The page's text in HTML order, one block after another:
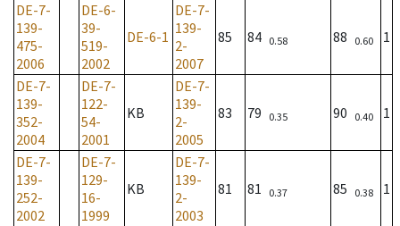
DE-7-
139-
475-
2006
DE-6-
39-
519-
2002
DE-6-1
DE-7-
139-
2-
2007
85 84 0.58 88 0.60 1
DE-7-
139-
352-
2004
DE-7-
122-
54-
2001
KB
DE-7-
139-
2-
2005
83 79 0.35 90 0.40 1
DE-7-
139-
252-
2002
DE-7-
129-
16-
1999
KB
DE-7-
139-
2-
2003
81 81 0.37 85 0.38 1